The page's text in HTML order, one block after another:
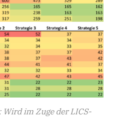
im Zuge der LICS-